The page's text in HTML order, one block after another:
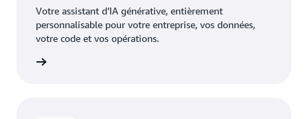
Votre assistant d’IA générative, entièrement
personnalisable pour votre entreprise, vos données,
votre code et vos opérations.